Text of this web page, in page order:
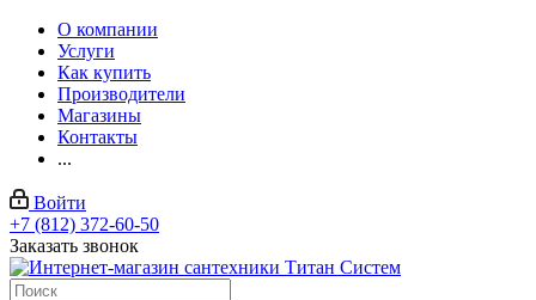
О компании
Услуги
Как купить
Производители
Магазины
Контакты
...
Войти
+7 (812) 372-60-50
Заказать звонок